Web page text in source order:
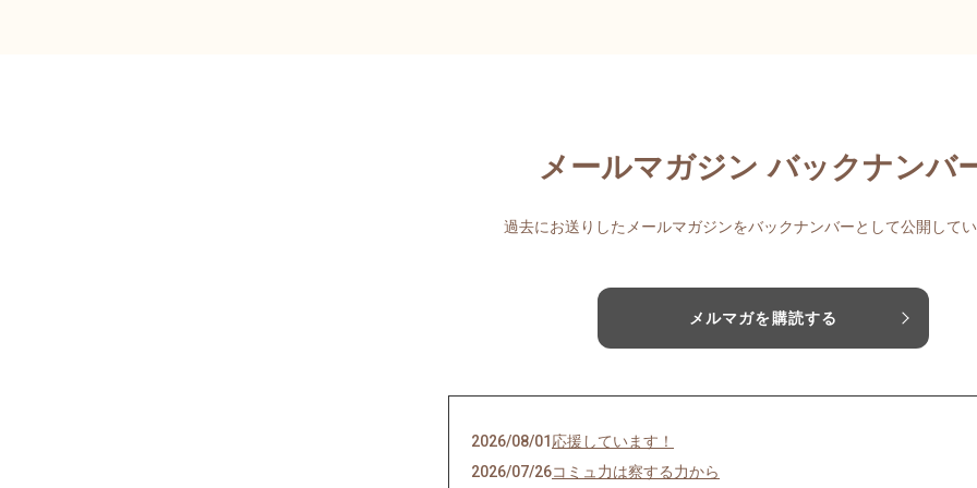
メールマガジン バックナンバ
過去にお送りしたメールマガジンをバックナンバーとして公開してい
メルマガを購読する
2026/08/01 応援しています！
2026/07/26コミュ力は察する力から